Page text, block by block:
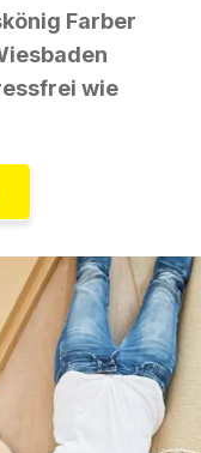
Farber
wie